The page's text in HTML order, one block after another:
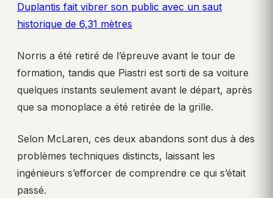
Duplantis fait vibrer son public avec un saut
historique de 6,31 mètres
Norris a été retiré de l’épreuve avant le tour de
formation, tandis que Piastri est sorti de sa voiture
quelques instants seulement avant le départ, après
que sa monoplace a été retirée de la grille.
Selon McLaren, ces deux abandons sont dus à des
problèmes techniques distincts, laissant les
ingénieurs s’efforcer de comprendre ce qui s’était
passé.